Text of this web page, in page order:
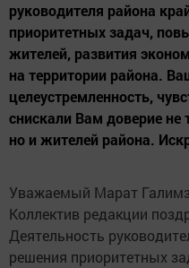
руководителя района
приоритетных задач,
жителей, развития
на территории района.
целеустремленность,
снискали Вам доверие не
но и жителей района.
Уважаемый Марат
Коллектив редакции
Деятельность
решения приоритетных